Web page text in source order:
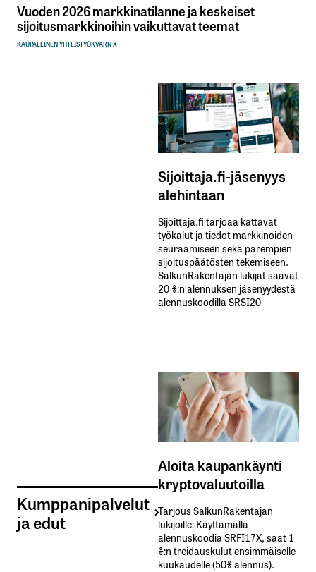
Vuoden 2026 markkinatilanne ja keskeiset
sijoitusmarkkinoihin vaikuttavat teemat
KAUPALLINEN YHTEISTYÖKVARN X
Kumppanipalvelut
ja edut
Sijoittaja.fi-jäsenyys
alehintaan
Sijoittaja.fi tarjoaa kattavat
työkalut ja tiedot markkinoiden
seuraamiseen sekä parempien
sijoituspäätösten tekemiseen.
SalkunRakentajan lukijat saavat
20 %:n alennuksen jäsenyydestä
alennuskoodilla SRSI20
Aloita kaupankäynti
kryptovaluutoilla
Tarjous SalkunRakentajan
lukijoille: Käyttämällä​ ​
alennuskoodia​ ​SRFI17X,​ ​saat​ ​1
%:n treidauskulut​ ​ensimmäiselle​ ​
kuukaudelle​ ​(50%​ ​alennus).